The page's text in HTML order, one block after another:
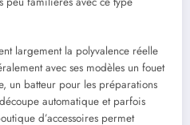
largement la polyvalence réelle
avec ses modèles un fouet
un batteur pour les préparations
automatique et parfois
d’accessoires permet